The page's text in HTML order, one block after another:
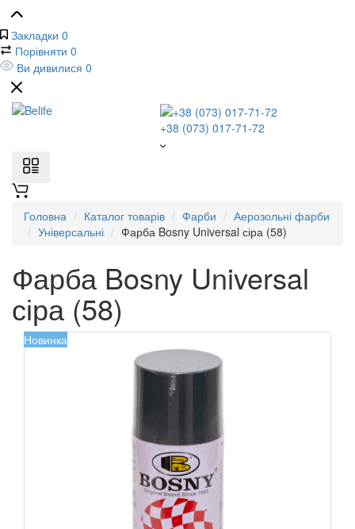
Закладки 0
Порівняти 0
Ви дивилися 0
+38 (073) 017-71-72
Головна Каталог товарів Фарби
Аерозольні фарби
Універсальні
Фарба Bosny Universal сіра (58)
Фарба Bosny Universal
сіра (58)
Новинка